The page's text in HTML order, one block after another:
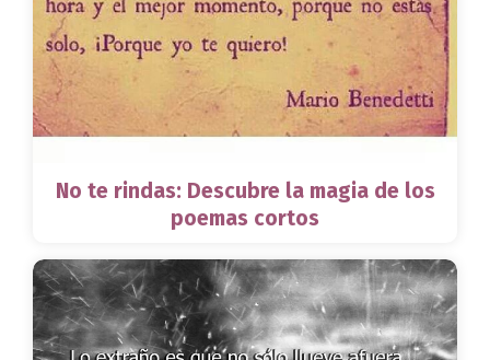
No te rindas: Descubre la magia de los
poemas cortos